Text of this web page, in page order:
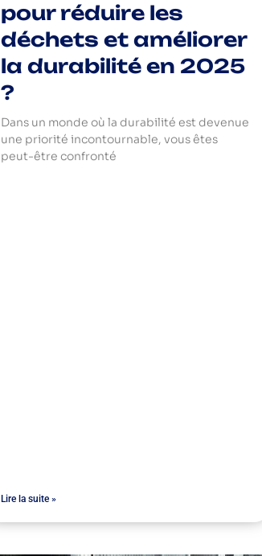
pour réduire les
déchets et améliorer
la durabilité en 2025
?
Dans un monde où la durabilité est devenue
une priorité incontournable, vous êtes
peut-être confronté
Lire la suite »